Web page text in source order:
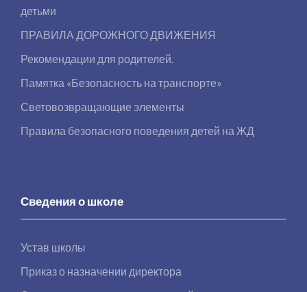
детьми
ПРАВИЛА ДОРОЖНОГО ДВИЖЕНИЯ
Рекомендации для родителей.
Памятка «Безопасность на транспорте»
Световозвращающие элементы
Правила безопасного поведения детей на ЖД
Сведения о школе
Устав школы
Приказ о назначении директора